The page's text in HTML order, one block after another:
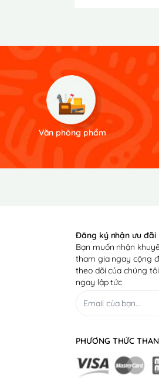
Văn phòng phẩm
Đăng ký nhận ưu đãi
Bạn muốn nhận
tham gia ngay cộng
theo dõi của chúng
ngay lập tức
PHƯƠNG THỨC